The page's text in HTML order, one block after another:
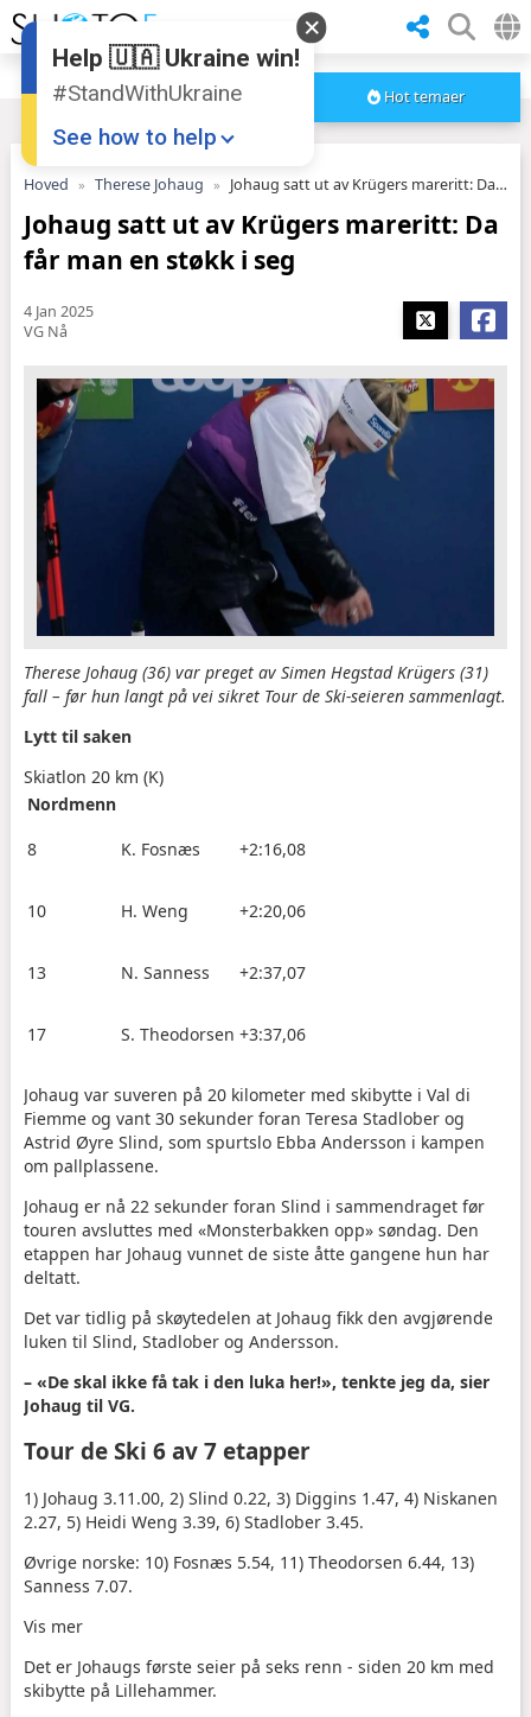
Hot temaer
Hoved Therese Johaug Johaug satt ut av Krügers mareritt: Da får man en støkk i seg
Johaug satt ut av Krügers mareritt: Da
får man en støkk i seg
4 Jan 2025
VG Nå
Therese Johaug (36) var preget av Simen Hegstad Krügers (31)
fall – før hun langt på vei sikret Tour de Ski-seieren sammenlagt.
Lytt til saken
Skiatlon 20 km (K)
Nordmenn
8
K. Fosnæs +2:16,08
10 H. Weng +2:20,06
13 N. Sanness +2:37,07
17 S. Theodorsen +3:37,06
Johaug var suveren på 20 kilometer med skibytte i Val di
Fiemme og vant 30 sekunder foran Teresa Stadlober og
Astrid Øyre Slind, som spurtslo Ebba Andersson i kampen
om pallplassene.
Johaug er nå 22 sekunder foran Slind i sammendraget før
touren avsluttes med «Monsterbakken opp» søndag. Den
etappen har Johaug vunnet de siste åtte gangene hun har
deltatt.
Det var tidlig på skøytedelen at Johaug fikk den avgjørende
luken til Slind, Stadlober og Andersson.
– «De skal ikke få tak i den luka her!», tenkte jeg da, sier
Johaug til VG.
Tour de Ski 6 av 7 etapper
1) Johaug 3.11.00, 2) Slind 0.22, 3) Diggins 1.47, 4) Niskanen
2.27, 5) Heidi Weng 3.39, 6) Stadlober 3.45.
Øvrige norske: 10) Fosnæs 5.54, 11) Theodorsen 6.44, 13)
Sanness 7.07.
Vis mer
Det er Johaugs første seier på seks renn - siden 20 km med
skibytte på Lillehammer.
Help 🇺🇦 Ukraine win!
#StandWithUkraine
See how to help
Support Ukraine
❤
Share this widget
📌